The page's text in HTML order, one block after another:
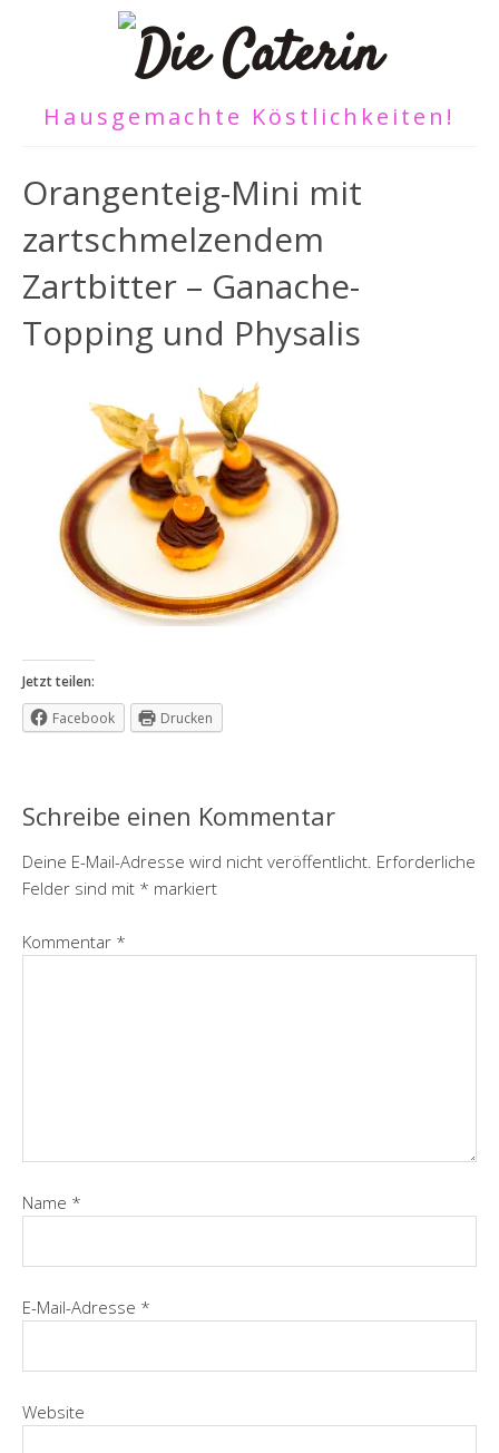
Hausgemachte Köstlichkeiten!
Orangenteig-Mini mit
zartschmelzendem
Zartbitter – Ganache-
Topping und Physalis
Jetzt teilen:
Facebook
Drucken
Schreibe einen Kommentar
Deine E-Mail-Adresse wird nicht veröffentlicht. Erforderliche
Felder sind mit * markiert
Kommentar *
Name *
E-Mail-Adresse *
Website